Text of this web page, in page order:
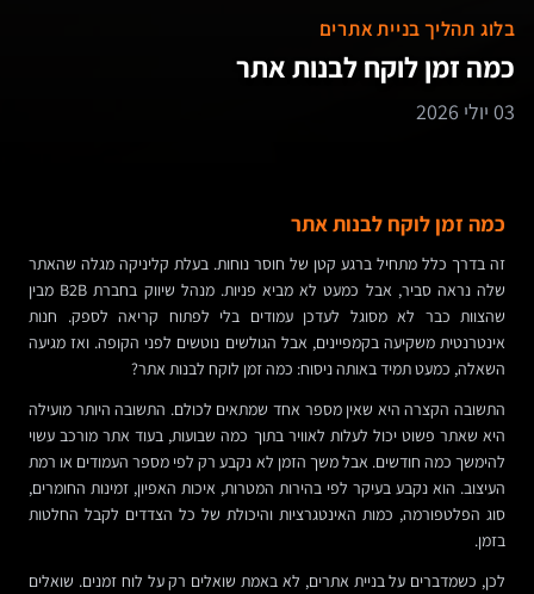
בלוג תהליך בניית אתרים
כמה זמן לוקח לבנות אתר
03 יולי 2026
כמה זמן לוקח לבנות אתר
זה בדרך כלל מתחיל ברגע קטן של חוסר נוחות. בעלת קליניקה מגלה שהאתר
שלה נראה סביר, אבל כמעט לא מביא פניות. מנהל שיווק בחברת B2B מבין
שהצוות כבר לא מסוגל לעדכן עמודים בלי לפתוח קריאה לספק. חנות
אינטרנטית משקיעה בקמפיינים, אבל הגולשים נוטשים לפני הקופה. ואז מגיעה
השאלה, כמעט תמיד באותה ניסוח: כמה זמן לוקח לבנות אתר?
התשובה הקצרה היא שאין מספר אחד שמתאים לכולם. התשובה היותר מועילה
היא שאתר פשוט יכול לעלות לאוויר בתוך כמה שבועות, בעוד אתר מורכב עשוי
להימשך כמה חודשים. אבל משך הזמן לא נקבע רק לפי מספר העמודים או רמת
העיצוב. הוא נקבע בעיקר לפי בהירות המטרות, איכות האפיון, זמינות החומרים,
סוג הפלטפורמה, כמות האינטגרציות והיכולת של כל הצדדים לקבל החלטות
בזמן.
לכן, כשמדברים על בניית אתרים, לא באמת שואלים רק על לוח זמנים. שואלים